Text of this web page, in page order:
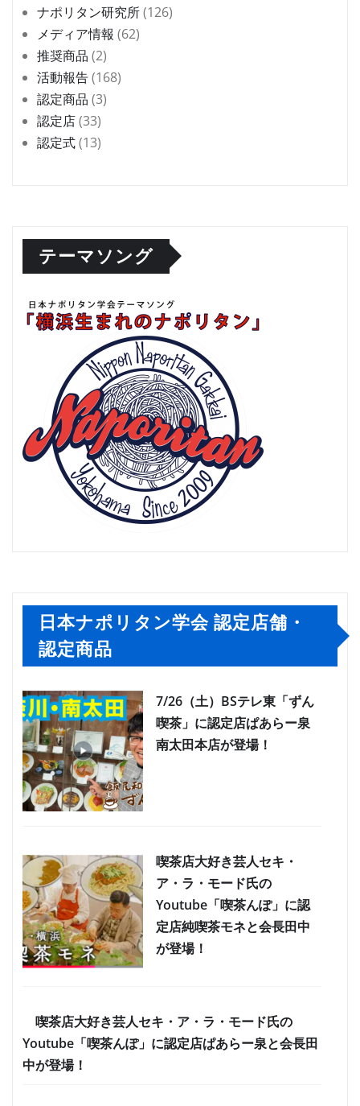
ナポリタン研究所(126)
メディア情報 (62)
推奨商品 (2)
活動報告(168)
認定商品 (3)
認定店(33)
認定式(13)
テーマソング
日本ナポリタン学会 認定店舗・
認定商品
7/26（土）BSテレ東「ずん
喫茶」に認定店ぱあらー泉
南太田本店が登場！
喫茶店大好き芸人セキ・
ア・ラ・モード氏の
Youtube「喫茶んぽ」に認
定店純喫茶モネと会長田中
が登場！
喫茶店大好き芸人セキ・ア・ラ・モード氏の
Youtube「喫茶んぽ」に認定店ぱあらー泉と会長田
中が登場！